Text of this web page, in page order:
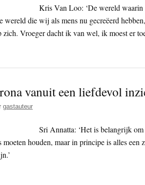
Kris Van Loo: ‘De wereld
wereld die wij als mens nu gecreëerd
zich. Vroeger dacht ik van wel, ik moest er
vanuit een liefdevol
gastauteur
Sri Annatta: ‘Het is belangrijk
moeten houden, maar in principe is alles